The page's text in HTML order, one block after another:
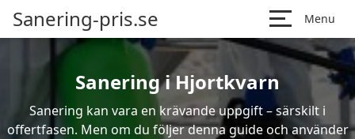
Sanering-pris.se Menu
Sanering i Hjortkvarn
Sanering kan vara en krävande uppgift – särskilt i
offertfasen. Men om du följer denna guide och använder